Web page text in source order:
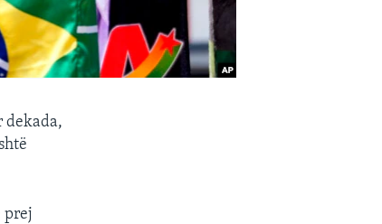
dekada,
prej